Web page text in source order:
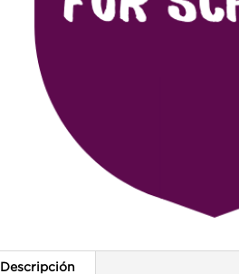
Descripción